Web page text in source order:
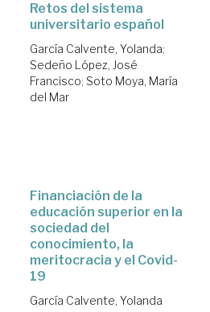
Retos del sistema
universitario español
García Calvente, Yolanda;
Sedeño López, José
Francisco; Soto Moya, María
del Mar
Financiación de la
educación superior en la
sociedad del
conocimiento, la
meritocracia y el Covid-
19
García Calvente, Yolanda